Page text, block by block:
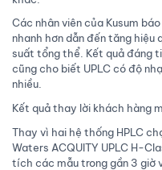
Các nhân viên của Kusum
nhanh hơn dẫn đến tăng hiệu
suất tổng thể. Kết quả đáng
cũng cho biết UPLC có độ
nhiều.
Kết quả thay lời khách hàng
Thay vì hai hệ thống HPLC
Waters ACQUITY UPLC H-
tích các mẫu trong gần 3 giờ